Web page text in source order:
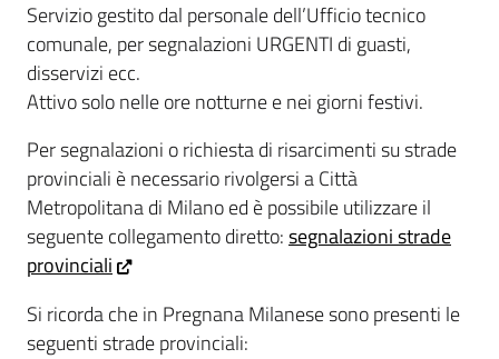
Servizio gestito dal personale dell’Ufficio tecnico
comunale, per segnalazioni URGENTI di guasti,
disservizi ecc.
Attivo solo nelle ore notturne e nei giorni festivi.
Per segnalazioni o richiesta di risarcimenti su strade
provinciali è necessario rivolgersi a Città
Metropolitana di Milano ed è possibile utilizzare il
seguente collegamento diretto:segnalazioni strade
provinciali
Si ricorda che in Pregnana Milanese sono presenti le
seguenti strade provinciali: